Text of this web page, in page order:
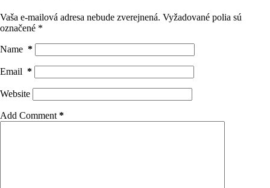
Vaša e-mailová adresa nebude zverejnená. Vyžadované polia sú
označené *
Name *
Email *
Website
Add Comment *